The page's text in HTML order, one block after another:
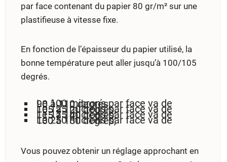
par face contenant du papier 80 gr/m² sur une
plastifieuse à vitesse fixe.
En fonction de l’épaisseur du papier utilisé, la
bonne température peut aller jusqu’à 100/105
degrés.
Le 100 microns par face va de 90 à 110 degrés,
Le 125 microns par face va de 105 à 120 degrés,
Le 175 microns par face va de 115 à 140 degrés,
Le 250 microns par face va de 130 à 150 degrés,
Vous pouvez obtenir un réglage approchant en